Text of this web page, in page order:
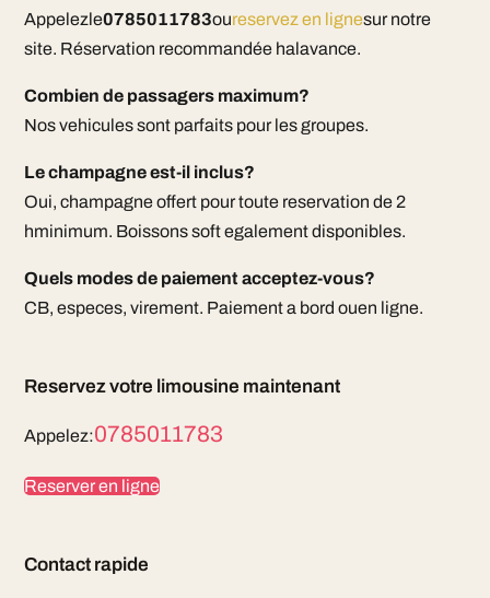
Appelezle0785011783oureservez en lignesur notre
site. Réservation recommandée halavance.
Combien de passagers maximum?
Nos vehicules sont parfaits pour les groupes.
Le champagne est-il inclus?
Oui, champagne offert pour toute reservation de 2
hminimum. Boissons soft egalement disponibles.
Quels modes de paiement acceptez-vous?
CB, especes, virement. Paiement a bord ouen ligne.
Reservez votre limousine maintenant
Appelez:0785011783
Reserver en ligne
Contact rapide